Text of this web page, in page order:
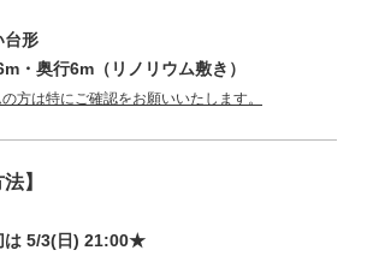
台形
・奥行6m（リノリウム敷き）
方は特にご確認をお願いいたします。
】
は 5/3(日) 21:00★